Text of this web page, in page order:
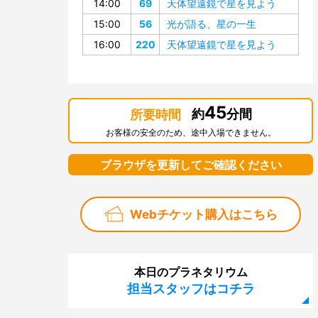
14:00
69
天体望遠鏡で星を見よう
15:00
56
光が語る、星の一生
16:00
220 天体望遠鏡で星を見よう
所要時間 約45分間
お客様の安全のため、途中入場できません。
ブラウザを更新してご確認ください
Webチケット購入はこちら
本日のプラネタリウム
担当スタッフはコチラ